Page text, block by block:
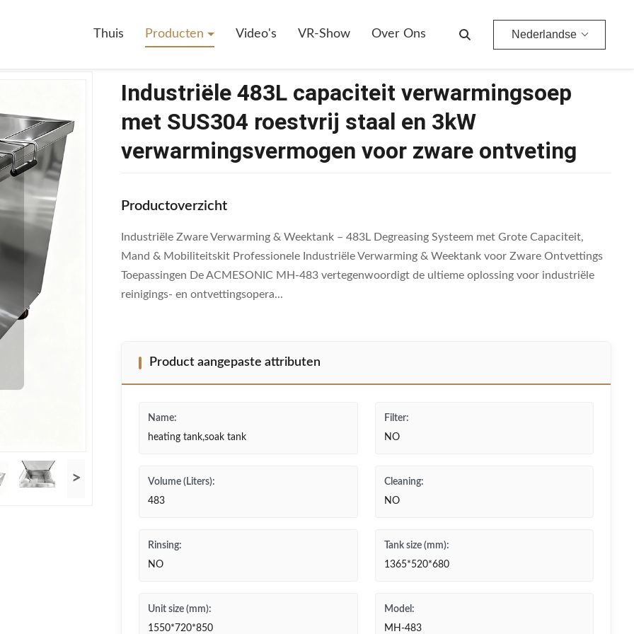
Thuis Producten Video's VR-Show Over Ons Nederlandse
Capaciteit Verwarmingsoep Met SUS304 Roestvrij Staal En 3kW Verwarmingsvermogen Voor Zware Ontveting
>
Industriële 483L capaciteit verwarmingsoep
met SUS304 roestvrij staal en 3kW
verwarmingsvermogen voor zware ontveting
Productoverzicht
Industriële Zware Verwarming & Weektank – 483L Degreasing Systeem met Grote Capaciteit,
Mand & Mobiliteitskit Professionele Industriële Verwarming & Weektank voor Zware Ontvettings
Toepassingen De ACMESONIC MH-483 vertegenwoordigt de ultieme oplossing voor industriële
reinigings- en ontvettingsopera...
Product aangepaste attributen
Name:
heating tank,soak tank
Filter:
NO
Volume (Liters):
483
Cleaning:
NO
Rinsing:
NO
Tank size (mm):
1365*520*680
Unit size (mm):
1550*720*850
Model:
MH-483